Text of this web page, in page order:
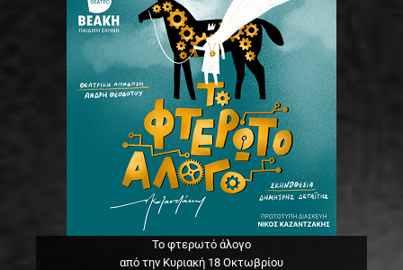
Το φτερωτό άλογο
από την Κυριακή 18 Οκτωβρίου